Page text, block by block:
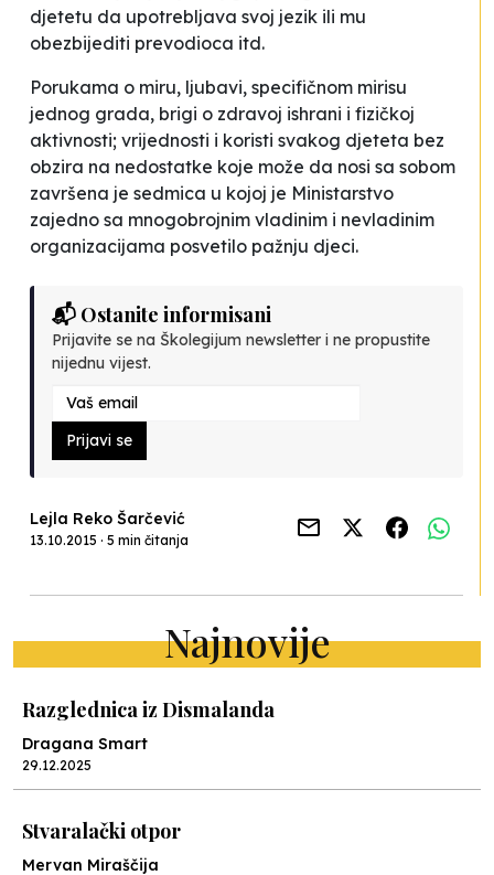
djetetu da upotrebljava svoj jezik ili mu
obezbijediti prevodioca itd.
Porukama o miru, ljubavi, specifičnom mirisu
jednog grada, brigi o zdravoj ishrani i fizičkoj
aktivnosti; vrijednosti i koristi svakog djeteta bez
obzira na nedostatke koje može da nosi sa sobom
završena je sedmica u kojoj je Ministarstvo
zajedno sa mnogobrojnim vladinim i nevladinim
organizacijama posvetilo pažnju djeci.
📬 Ostanite informisani
Prijavite se na Školegijum newsletter i ne propustite
nijednu vijest.
Prijavi se
Lejla Reko Šarčević
13.10.2015 · 5 min čitanja
Najnovije
Razglednica iz Dismalanda
Dragana Smart
29.12.2025
Stvaralački otpor
Mervan Miraščija